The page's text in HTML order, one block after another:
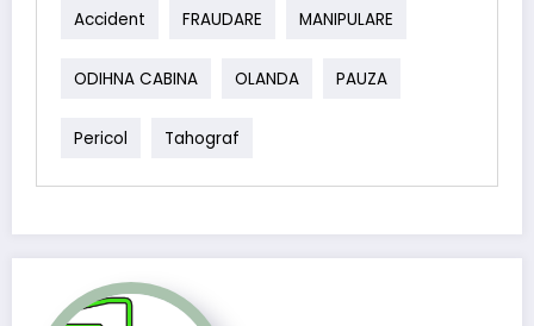
Accident FRAUDARE MANIPULARE
ODIHNA CABINA OLANDA PAUZA
Pericol Tahograf